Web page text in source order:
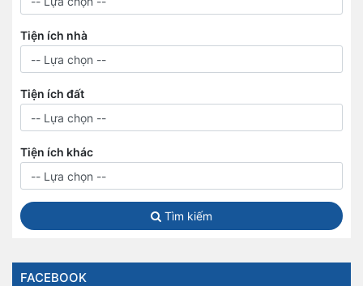
Tiện ích nhà
Tiện ích đất
Tiện ích khác
Tìm kiếm
FACEBOOK